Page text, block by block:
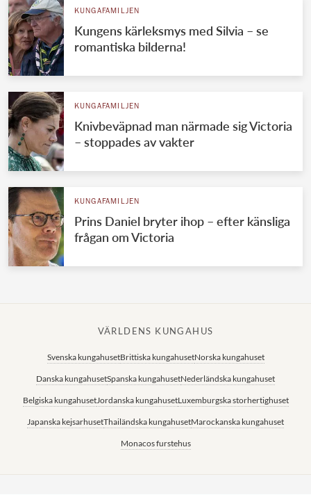
KUNGAFAMILJEN
Kungens kärleksmys med Silvia – se
romantiska bilderna!
KUNGAFAMILJEN
Knivbeväpnad man närmade sig Victoria
– stoppades av vakter
KUNGAFAMILJEN
Prins Daniel bryter ihop – efter känsliga
frågan om Victoria
VÄRLDENS KUNGAHUS
Svenska kungahusetBrittiska kungahusetNorska kungahuset
Danska kungahusetSpanska kungahusetNederländska kungahuset
Belgiska kungahusetJordanska kungahusetLuxemburgska storhertighuset
Japanska kejsarhusetThailändska kungahusetMarockanska kungahuset
Monacos furstehus